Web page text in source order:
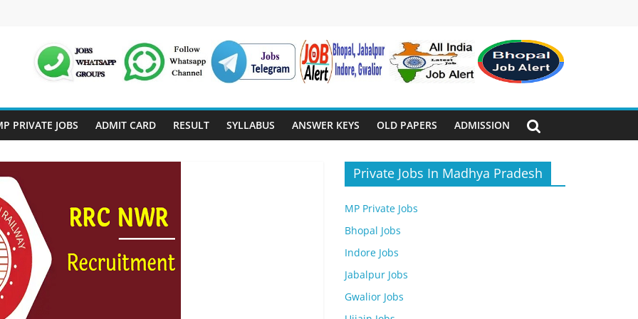
PRIVATE JOBS ADMIT CARD RESULT SYLLABUS ANSWER KEYS OLD PAPERS ADMISSION
Private Jobs In Madhya Pradesh
MP Private Jobs
Bhopal Jobs
Indore Jobs
Jabalpur Jobs
Gwalior Jobs